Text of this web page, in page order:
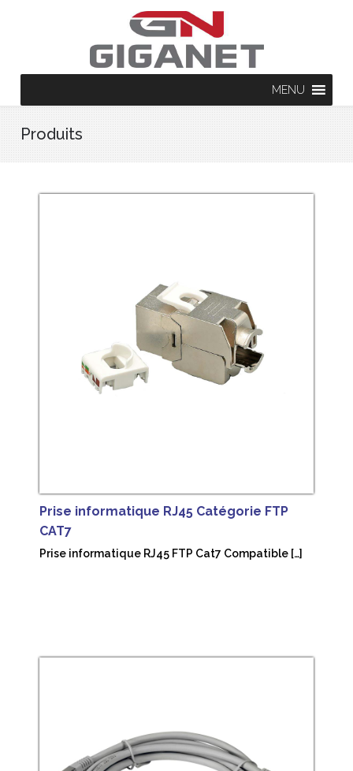
MENU
Produits
Prise informatique RJ45 Catégorie FTP
CAT7
Prise informatique RJ45 FTP Cat7 Compatible […]